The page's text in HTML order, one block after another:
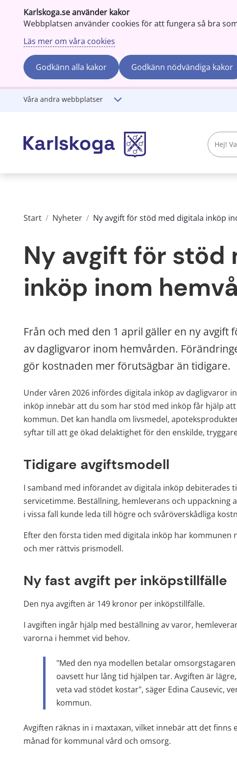
Karlskoga.se använder kakor
Webbplatsen använder cookies för att fungera så bra
Läs mer om våra cookies
Godkänn alla kakor Godkänn nödvändiga kakor
Gå till innehåll
Våra andra webbplatser
Start / Nyheter / Ny avgift för stöd med digitala inköp
Ny avgift för stöd
inköp inom
Från och med den 1 april gäller en ny
av dagligvaror inom hemvården.
gör kostnaden mer förutsägbar än tidigare.
Under våren 2026 infördes digitala inköp av dagligvaror
inköp innebär att du som har stöd med inköp får hjälp
kommun. Det kan handla om livsmedel,
syftar till att ge ökad delaktighet för den enskilde,
Tidigare avgiftsmodell
I samband med införandet av digitala inköp debiterades
servicetimme. Beställning, hemleverans och
i vissa fall kunde leda till högre och svåröverskådliga
Efter den första tiden med digitala inköp har
och mer rättvis prismodell.
Ny fast avgift per inköpstillfälle
Den nya avgiften är 149 kronor per inköpstillfälle.
I avgiften ingår hjälp med beställning av varor,
varorna i hemmet vid behov.
"Med den nya modellen betalar
oavsett hur lång tid hjälpen tar. Avgiften är
veta vad stödet kostar", säger Edina Causevic,
kommun.
Avgiften räknas in i maxtaxan, vilket innebär att det
månad för kommunal vård och omsorg.